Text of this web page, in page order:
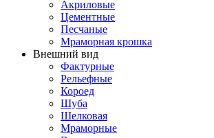
Акриловые
Цементные
Песчаные
Мраморная крошка
Внешний вид
Фактурные
Рельефные
Короед
Шуба
Шелковая
Мраморные